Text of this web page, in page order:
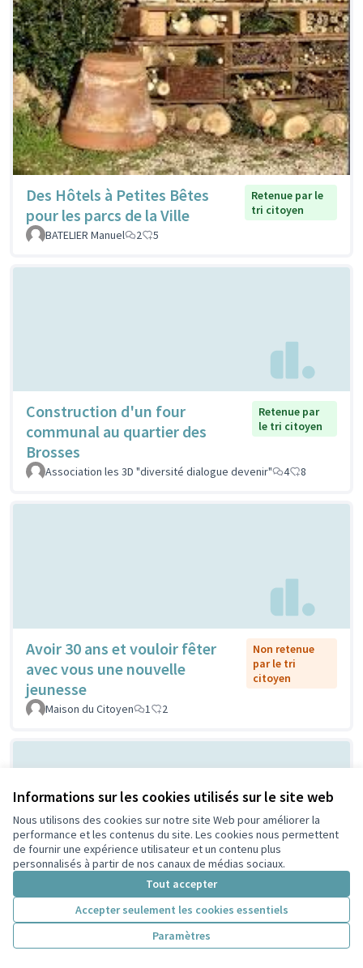
Informations sur les cookies utilisés sur le site web
Nous utilisons des cookies sur notre site Web pour améliorer la
performance et les contenus du site. Les cookies nous permettent
de fournir une expérience utilisateur et un contenu plus
personnalisés à partir de nos canaux de médias sociaux.
Tout accepter
Accepter seulement les cookies essentiels
Paramètres
Des Hôtels à Petites Bêtes
pour les parcs de la Ville
Retenue par le
tri citoyen
BATELIER Manuel
2 5
Construction d'un four
communal au quartier des
Brosses
Retenue par
le tri citoyen
Association les 3D "diversité dialogue devenir" 4 8
Avoir 30 ans et vouloir fêter
avec vous une nouvelle
jeunesse
Non retenue
par le tri
citoyen
Maison du Citoyen 1 2
Vilain grand cône de béton ou
atelier de création et
d'expression ...?
par le tri
citoyen
Sylvie Orkisz 2 3